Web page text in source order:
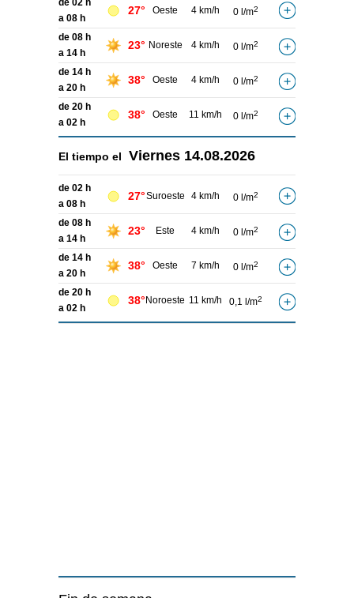
de 02 h
a 08 h
27° Oeste 4 km/h 0 l/m2
de 08 h
a 14 h
23° Noreste 4 km/h 0 l/m2
de 14 h
a 20 h
38° Oeste 4 km/h 0 l/m2
de 20 h
a 02 h
38° Oeste 11 km/h 0 l/m2
El tiempo el Viernes 14.08.2026
de 02 h
a 08 h
27°Suroeste 4 km/h 0 l/m2
de 08 h
a 14 h
23° Este 4 km/h 0 l/m2
de 14 h
a 20 h
38° Oeste 7 km/h 0 l/m2
de 20 h
a 02 h
38° Noroeste 11 km/h 0,1 l/m2